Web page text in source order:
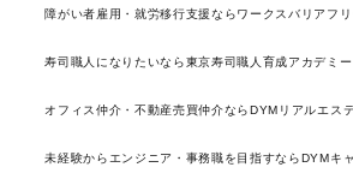
障がい者雇用・就労移行支援ならワークスバリアフリ
寿司職人になりたいなら東京寿司職人育成アカデミー
オフィス仲介・不動産売買仲介ならDYMリアルエス
未経験からエンジニア・事務職を目指すならDYMキ